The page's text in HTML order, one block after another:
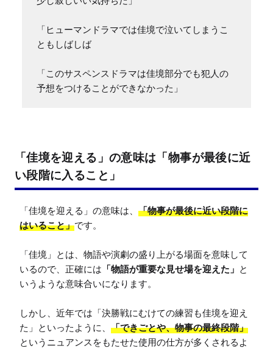
「ヒューマンドラマでは佳境で泣いてしまうこ
ともしばしば
「このサスペンスドラマは佳境部分でも犯人の
予想をつけることができなかった」
「佳境を迎える」の意味は「物事が最後に近
い段階に入ること」
「佳境を迎える」の意味は、 「物事が最後に近い段階に
はいること」です。
「佳境」とは、物語や演劇の盛り上がる場面を意味して
いるので、正確には 「物語が重要な見せ場を迎えた」 と
いうような意味合いになります。
しかし、近年では「決勝戦にむけての練習も佳境を迎え
た」といったように、 「できごとや、物事の最終段階」
というニュアンスをもたせた使用の仕方が多くされるよ